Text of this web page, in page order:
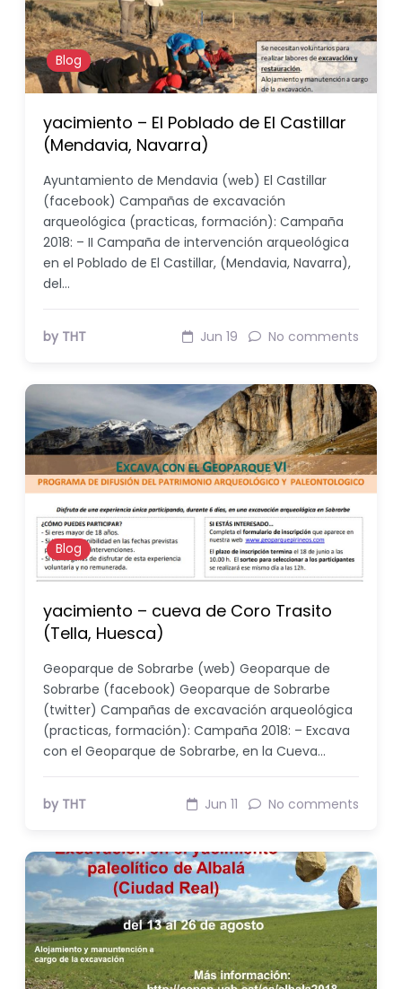
Blog
yacimiento – El Poblado de El Castillar
(Mendavia, Navarra)
Ayuntamiento de Mendavia (web) El Castillar
(facebook) Campañas de excavación
arqueológica (practicas, formación): Campaña
2018: – II Campaña de intervención arqueológica
en el Poblado de El Castillar, (Mendavia, Navarra),
del…
by THT Jun 19 No comments
Blog
yacimiento – cueva de Coro Trasito
(Tella, Huesca)
Geoparque de Sobrarbe (web) Geoparque de
Sobrarbe (facebook) Geoparque de Sobrarbe
(twitter) Campañas de excavación arqueológica
(practicas, formación): Campaña 2018: – Excava
con el Geoparque de Sobrarbe, en la Cueva…
by THT Jun 11 No comments